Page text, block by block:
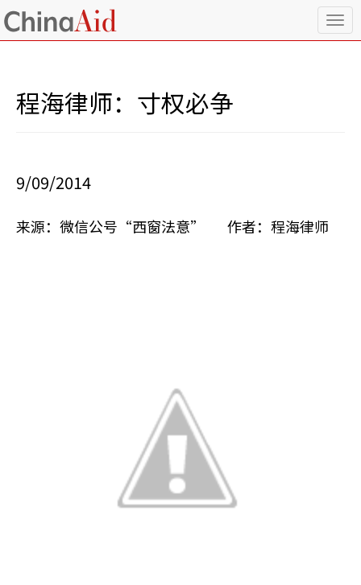
T
o
程海律师：寸权必争
9/09/2014
来源：微信公号“西窗法意” 作者：程海律师